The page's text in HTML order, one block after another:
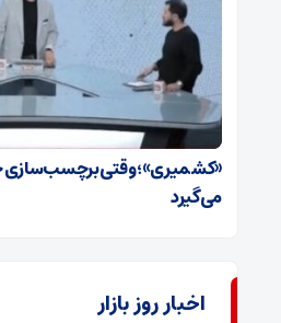
«کشمیری»؛ وقتی برچسب‌سازی
می‌گیرد
اخبار روز بازار